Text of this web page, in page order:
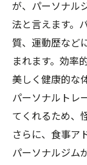
が、パーソナル
法と言えます。
質、運動歴など
まれます。効率
美しく健康的な
パーソナルトレ
てくれるため、
さらに、食事ア
パーソナルジム